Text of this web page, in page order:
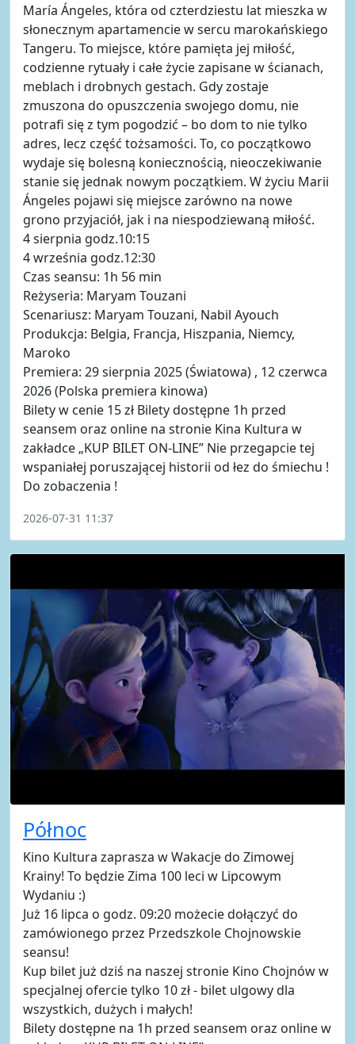
María Ángeles, która od czterdziestu lat mieszka w
słonecznym apartamencie w sercu marokańskiego
Tangeru. To miejsce, które pamięta jej miłość,
codzienne rytuały i całe życie zapisane w ścianach,
meblach i drobnych gestach. Gdy zostaje
zmuszona do opuszczenia swojego domu, nie
potrafi się z tym pogodzić – bo dom to nie tylko
adres, lecz część tożsamości. To, co początkowo
wydaje się bolesną koniecznością, nieoczekiwanie
stanie się jednak nowym początkiem. W życiu Marii
Ángeles pojawi się miejsce zarówno na nowe
grono przyjaciół, jak i na niespodziewaną miłość.
4 sierpnia godz.10:15
4 września godz.12:30
Czas seansu: 1h 56 min
Reżyseria: Maryam Touzani
Scenariusz: Maryam Touzani, Nabil Ayouch
Produkcja: Belgia, Francja, Hiszpania, Niemcy,
Maroko
Premiera: 29 sierpnia 2025 (Światowa) , 12 czerwca
2026 (Polska premiera kinowa)
Bilety w cenie 15 zł Bilety dostępne 1h przed
seansem oraz online na stronie Kina Kultura w
zakładce „KUP BILET ON-LINE” Nie przegapcie tej
wspaniałej poruszającej historii od łez do śmiechu !
Do zobaczenia !
2026-07-31 11:37
Północ
Kino Kultura zaprasza w Wakacje do Zimowej
Krainy! To będzie Zima 100 leci w Lipcowym
Wydaniu :)
Już 16 lipca o godz. 09:20 możecie dołączyć do
zamówionego przez Przedszkole Chojnowskie
seansu!
Kup bilet już dziś na naszej stronie Kino Chojnów w
specjalnej ofercie tylko 10 zł - bilet ulgowy dla
wszystkich, dużych i małych!
Bilety dostępne na 1h przed seansem oraz online w